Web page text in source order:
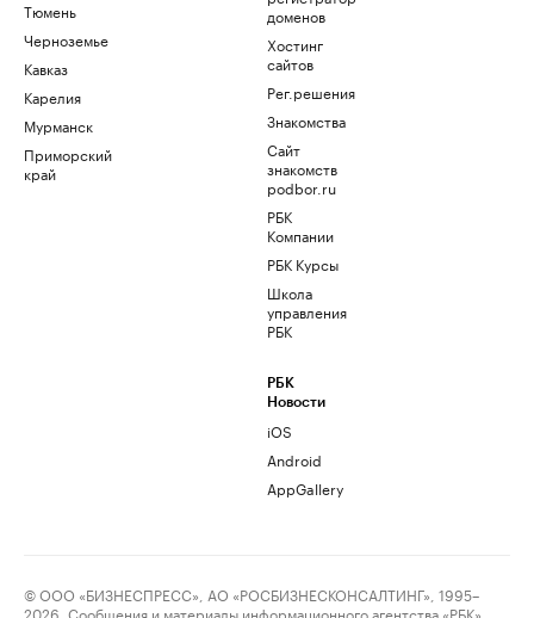
Тюмень
Черноземье
Кавказ
Карелия
Мурманск
Приморский
край
доменов
Хостинг
сайтов
Рег.решения
Знакомства
Сайт
знакомств
podbor.ru
РБК
Компании
РБК Курсы
Школа
управления
РБК
РБК
Новости
iOS
Android
AppGallery
© ООО «БИЗНЕСПРЕСС», АО «РОСБИЗНЕСКОНСАЛТИНГ», 1995–
2026. Сообщения и материалы информационного агентства «РБК»